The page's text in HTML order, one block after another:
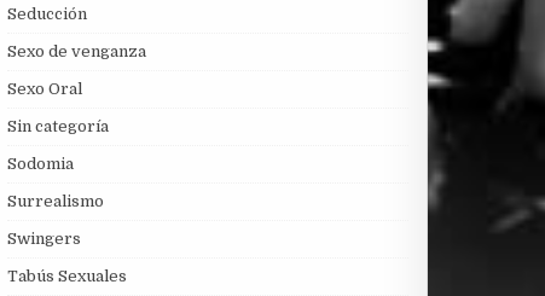
Seducción
Sexo de venganza
Sexo Oral
Sin categoría
Sodomia
Surrealismo
Swingers
Tabús Sexuales